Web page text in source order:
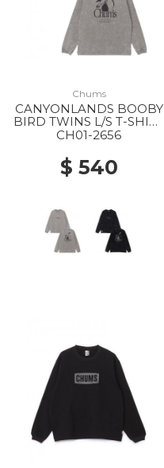
Chums
CANYONLANDS BOOBY
BIRD TWINS L/S T-SHIRT
MS M126 LT.KHAKI
CH01-2656
$ 540